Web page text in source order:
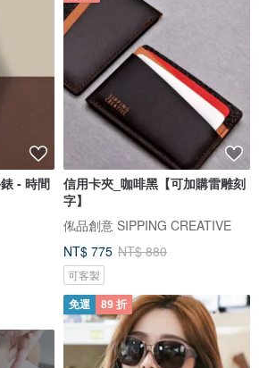
- 時間
信用卡夾_咖啡黑【可加購雷雕刻
字】
俬品創意 SIPPING CREATIVE
NT$ 775 NT$ 880
可客製
免運 89 折